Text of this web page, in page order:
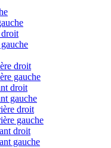
droit
droit
gauche
droit
gauche
droit
gauche
droit
gauche